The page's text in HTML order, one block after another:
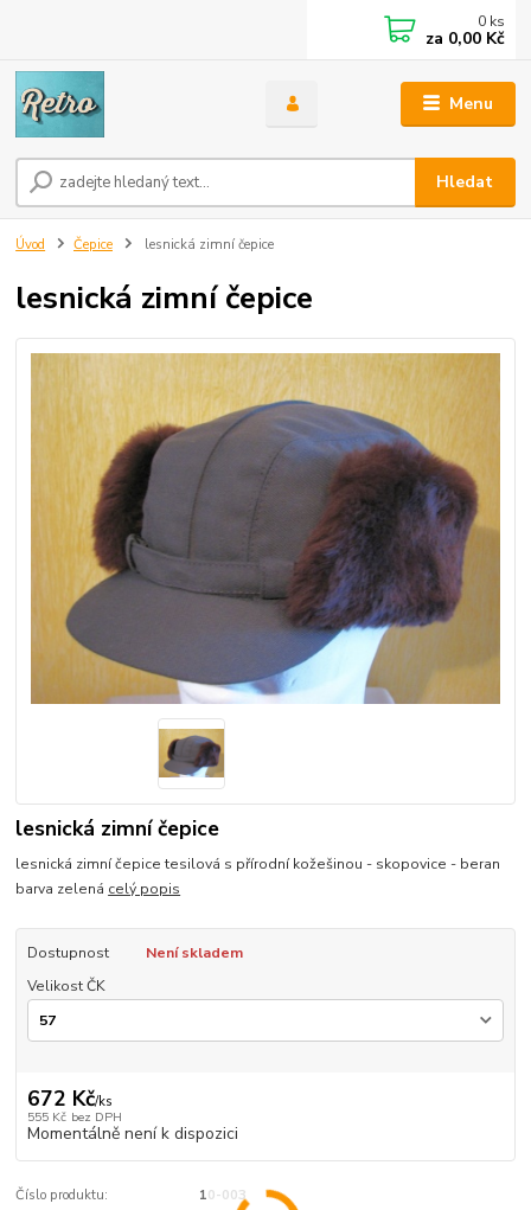
Menu
Hledat
0 ks
za 0,00 Kč
Úvod Čepice lesnická zimní čepice
lesnická zimní čepice
lesnická zimní čepice
lesnická zimní čepice tesilová s přírodní kožešinou - skopovice - beran
barva zelená celý popis
Dostupnost
Není skladem
Velikost ČK
672 Kč/ks
555 Kč bez DPH
Momentálně není k dispozici
Číslo produktu: 10-003